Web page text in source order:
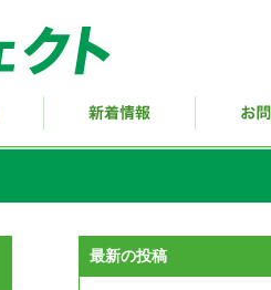
最新の投稿